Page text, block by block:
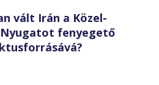
vált Irán a Közel-
fenyegető